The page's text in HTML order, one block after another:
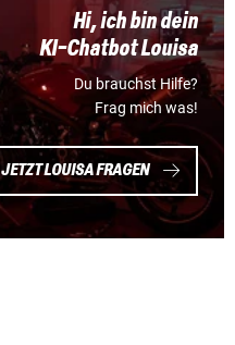
Hi, ich bin dein
KI-Chatbot Louisa
Du brauchst Hilfe?
Frag mich was!
JETZT LOUISA FRAGEN